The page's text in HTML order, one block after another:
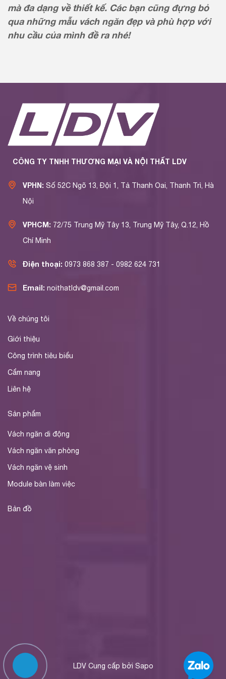
mà đa dạng về thiết kế. Các bạn cũng đựng bỏ
qua những mẫu vách ngăn đẹp và phù hợp với
nhu cầu của mình đề ra nhé!
CÔNG TY TNHH THƯƠNG MẠI VÀ NỘI THẤT LDV
VPHN: Số 52C Ngõ 13, Đội 1, Tả Thanh Oai, Thanh Trì, Hà
Nội
VPHCM: 72/75 Trung Mỹ Tây 13, Trung Mỹ Tây, Q.12, Hồ
Chí Minh
Điện thoại: 0973 868 387 - 0982 624 731
Email: noithatldv@gmail.com
Về chúng tôi
Giới thiệu
Công trình tiêu biểu
Cẩm nang
Liên hệ
Sản phẩm
Vách ngăn di động
Vách ngăn văn phòng
Vách ngăn vệ sinh
Module bàn làm việc
Bản đồ
LDV Cung cấp bởi Sapo